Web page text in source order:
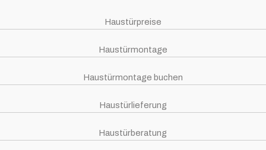
Haustürpreise
Haustürmontage
Haustürmontage buchen
Haustürlieferung
Haustürberatung